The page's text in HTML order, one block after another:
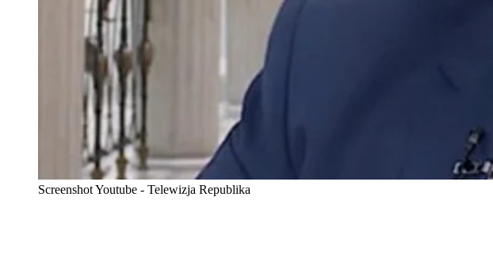
Screenshot Youtube - Telewizja Republika